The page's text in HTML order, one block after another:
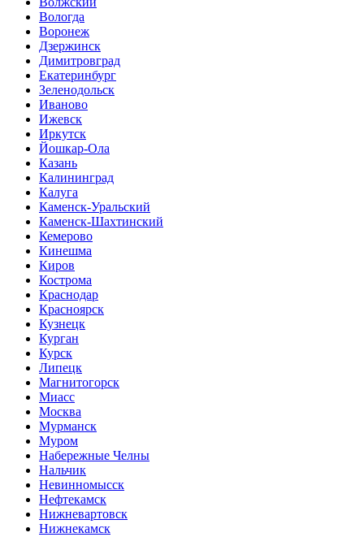
Вологда
Воронеж
Дзержинск
Димитровград
Екатеринбург
Зеленодольск
Иваново
Ижевск
Иркутск
Йошкар-Ола
Казань
Калининград
Калуга
Каменск-Уральский
Каменск-Шахтинский
Кемерово
Кинешма
Киров
Кострома
Краснодар
Красноярск
Кузнецк
Курган
Курск
Липецк
Магнитогорск
Миасс
Москва
Мурманск
Муром
Набережные Челны
Нальчик
Невинномысск
Нефтекамск
Нижневартовск
Нижнекамск